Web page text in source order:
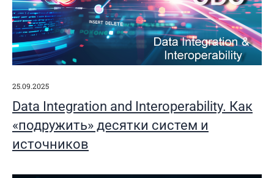
25.09.2025
Data Integration and Interoperability. Как
«подружить» десятки систем и
источников